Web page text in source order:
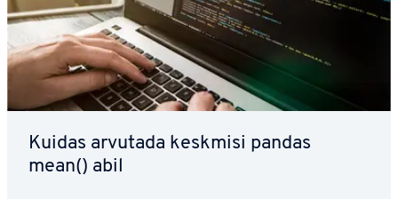
Kuidas arvutada keskmisi pandas
mean() abil